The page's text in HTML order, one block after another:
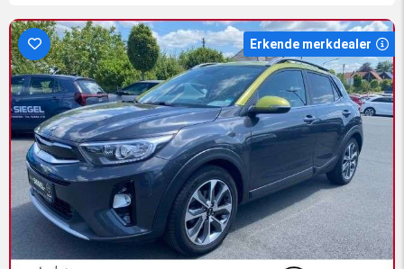
Erkende merkdealer